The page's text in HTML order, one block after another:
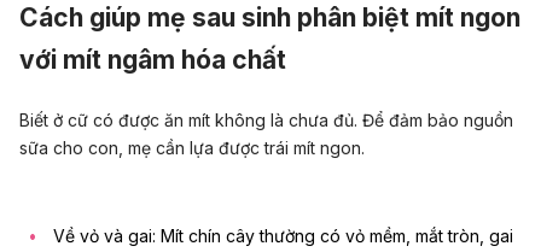
Cách giúp mẹ sau sinh phân biệt mít ngon
với mít ngâm hóa chất
Biết ở cữ có được ăn mít không là chưa đủ. Để đảm bảo nguồn
sữa cho con, mẹ cần lựa được trái mít ngon.
Về vỏ và gai: Mít chín cây thường có vỏ mềm, mắt tròn, gai